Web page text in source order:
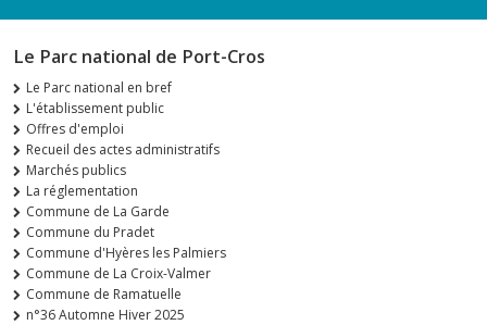
Le Parc national de Port-Cros
Le Parc national en bref
L'établissement public
Offres d'emploi
Recueil des actes administratifs
Marchés publics
La réglementation
Commune de La Garde
Commune du Pradet
Commune d'Hyères les Palmiers
Commune de La Croix-Valmer
Commune de Ramatuelle
n°36 Automne Hiver 2025